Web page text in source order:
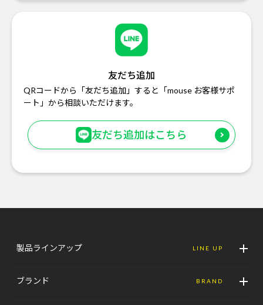
友だち追加
QRコードから「友だち追加」すると「mouse お客様サポ
ート」から相談いただけます。
友だち追加はこちら
製品ラインアップ LINE UP
ブランド BRAND